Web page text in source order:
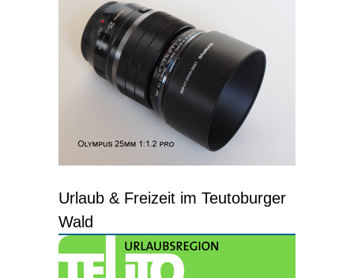
Urlaub & Freizeit im Teutoburger
Wald